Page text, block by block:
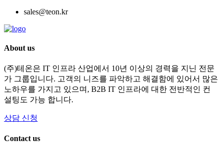
sales@teon.kr
About us
(주)테온은 IT 인프라 산업에서 10년 이상의 경력을 지닌 전문
가 그룹입니다. 고객의 니즈를 파악하고 해결함에 있어서 많은
노하우를 가지고 있으며, B2B IT 인프라에 대한 전반적인 컨
설팅도 가능 합니다.
상담 신청
Contact us